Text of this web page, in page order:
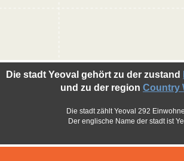
Die stadt Yeoval gehört zu der zustand
und zu der region Country
Die stadt zählt Yeoval 292
Der englische Name der stadt ist